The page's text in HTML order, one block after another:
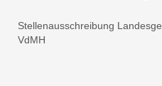
Stellenausschreibung
VdMH